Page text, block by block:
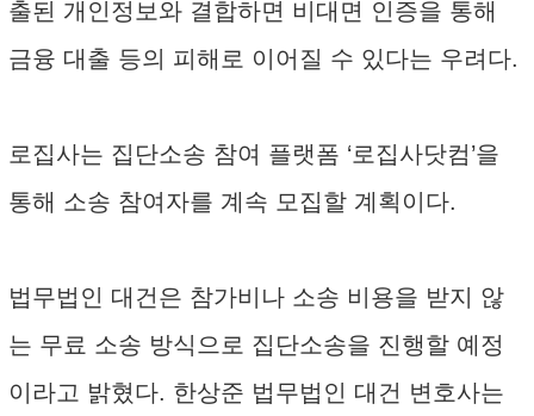
출된 개인정보와 결합하면 비대면 인증을 통해
금융 대출 등의 피해로 이어질 수 있다는 우려다.
로집사는 집단소송 참여 플랫폼 ‘로집사닷컴’을
통해 소송 참여자를 계속 모집할 계획이다.
법무법인 대건은 참가비나 소송 비용을 받지 않
는 무료 소송 방식으로 집단소송을 진행할 예정
이라고 밝혔다. 한상준 법무법인 대건 변호사는